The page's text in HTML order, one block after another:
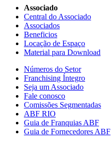
Associado
Central do Associado
Associados
Beneficios
Locação de Espaço
Material para Download
Números do Setor
Franchising Íntegro
Seja um Associado
Fale conosco
Comissões Segmentadas
ABF RIO
Guia de Franquias ABF
Guia de Fornecedores ABF